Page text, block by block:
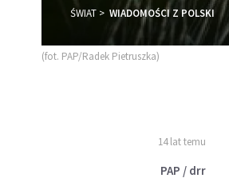
ŚWIAT WIADOMOŚCI Z POLSKI
(fot. PAP/Radek Pietruszka)
14 lat temu
PAP / drr